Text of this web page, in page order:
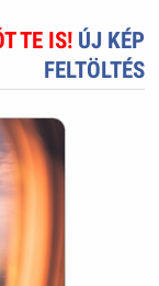
TE IS! ÚJ KÉP
FELTÖLTÉS